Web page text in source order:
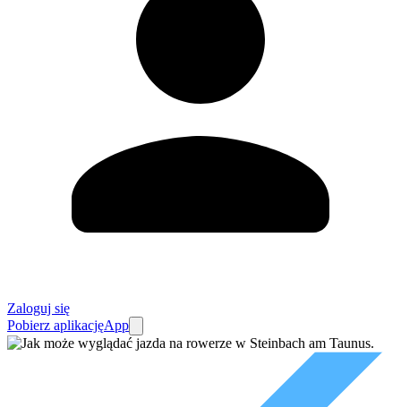
Zaloguj się
Pobierz aplikacjęApp